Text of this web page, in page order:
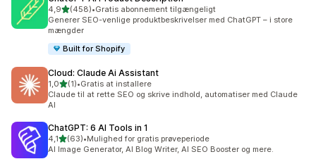
4,9ud af 5 stjerner
(458)
458 anmeldelser i alt
•Gratis abonnement tilgængeligt
Generer SEO-venlige produktbeskrivelser med ChatGPT – i store
mængder
Built for Shopify
Cloud: Claude Ai Assistant
1,0ud af 5 stjerner
(1)
1 anmeldelser i alt
•Gratis at installere
Claude til at rette SEO og skrive indhold, automatiser med Claude
AI
ChatGPT: 6 AI Tools in 1
4,1ud af 5 stjerner
(63)
63 anmeldelser i alt
•Mulighed for gratis prøveperiode
AI Image Generator, AI Blog Writer, AI SEO Booster og mere.